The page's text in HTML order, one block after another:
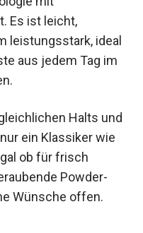
2023 – 149
mit
Es ist leicht,
leistungsstark,
Beste aus jedem
Halts
nur ein Klassiker